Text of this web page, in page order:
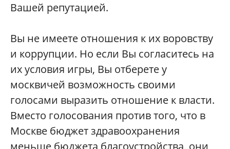
Вашей репутацией.
Вы не имеете отношения к их воровству
и коррупции. Но если Вы согласитесь на
их условия игры, Вы отберете у
москвичей возможность своими
голосами выразить отношение к власти.
Вместо голосования против того, что в
Москве бюджет здравоохранения
меньше бюджета благоустройства, они